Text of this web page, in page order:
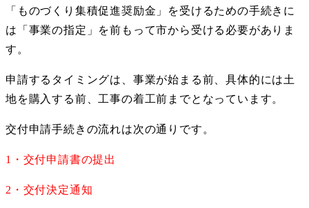
「ものづくり集積促進奨励金」を受けるための手続きに
は「事業の指定」を前もって市から受ける必要がありま
す。
申請するタイミングは、事業が始まる前、具体的には土
地を購入する前、工事の着工前までとなっています。
交付申請手続きの流れは次の通りです。
1・交付申請書の提出
2・交付決定通知